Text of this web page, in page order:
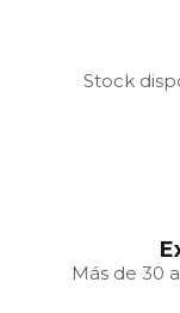
tu
Stock
Más de 30